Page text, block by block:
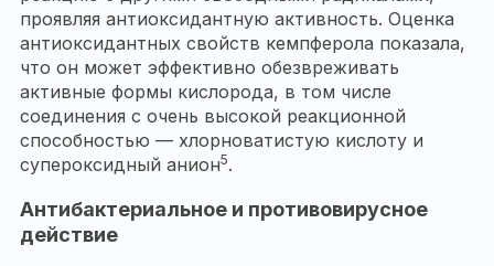
проявляя антиоксидантную активность. Оценка
антиоксидантных свойств кемпферола показала,
что он может эффективно обезвреживать
активные формы кислорода, в том числе
соединения с очень высокой реакционной
способностью — хлорноватистую кислоту и
супероксидный анион5.
Антибактериальное и противовирусное
действие